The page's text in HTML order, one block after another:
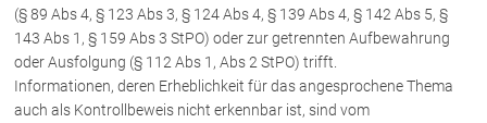
Skiunfälle in Österreich
Über uns
(§ 89 Abs 4, § 123 Abs 3, § 124 Abs 4, § 139 Abs 4, § 142 Abs 5, §
143 Abs 1, § 159 Abs 3 StPO) oder zur getrennten Aufbewahrung
oder Ausfolgung (§ 112 Abs 1, Abs 2 StPO) trifft.
Informationen, deren Erheblichkeit für das angesprochene Thema
auch als Kontrollbeweis nicht erkennbar ist, sind vom